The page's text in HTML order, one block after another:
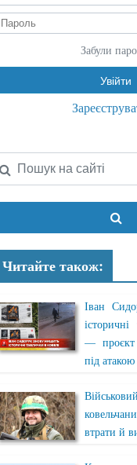
Забули
Читайте також:
Іван
—
під атакою
втрати й